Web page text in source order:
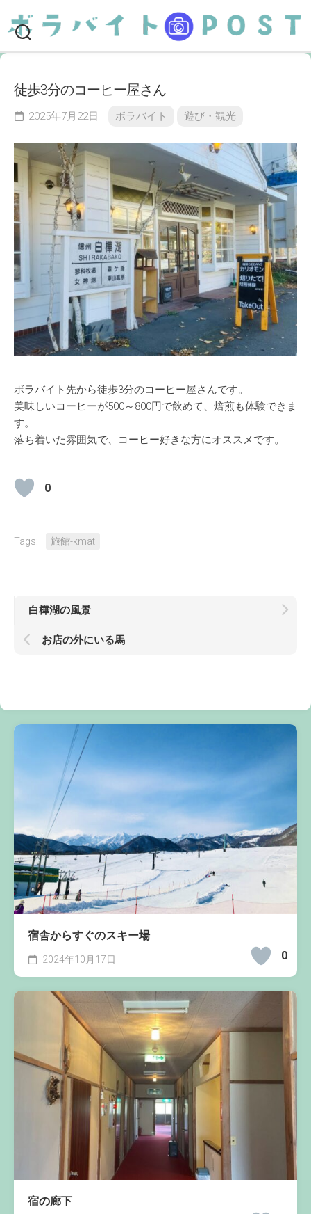
content
徒歩3分のコーヒー屋さん
2025年7月22日 ボラバイト 遊び・観光
ボラバイト先から徒歩3分のコーヒー屋さんです。
美味しいコーヒーが500～800円で飲めて、焙煎も体験できま
す。
落ち着いた雰囲気で、コーヒー好きな方にオススメです。
0
Tags: 旅館-kmat
白樺湖の風景
お店の外にいる馬
宿舎からすぐのスキー場
0
2024年10月17日
宿の廊下